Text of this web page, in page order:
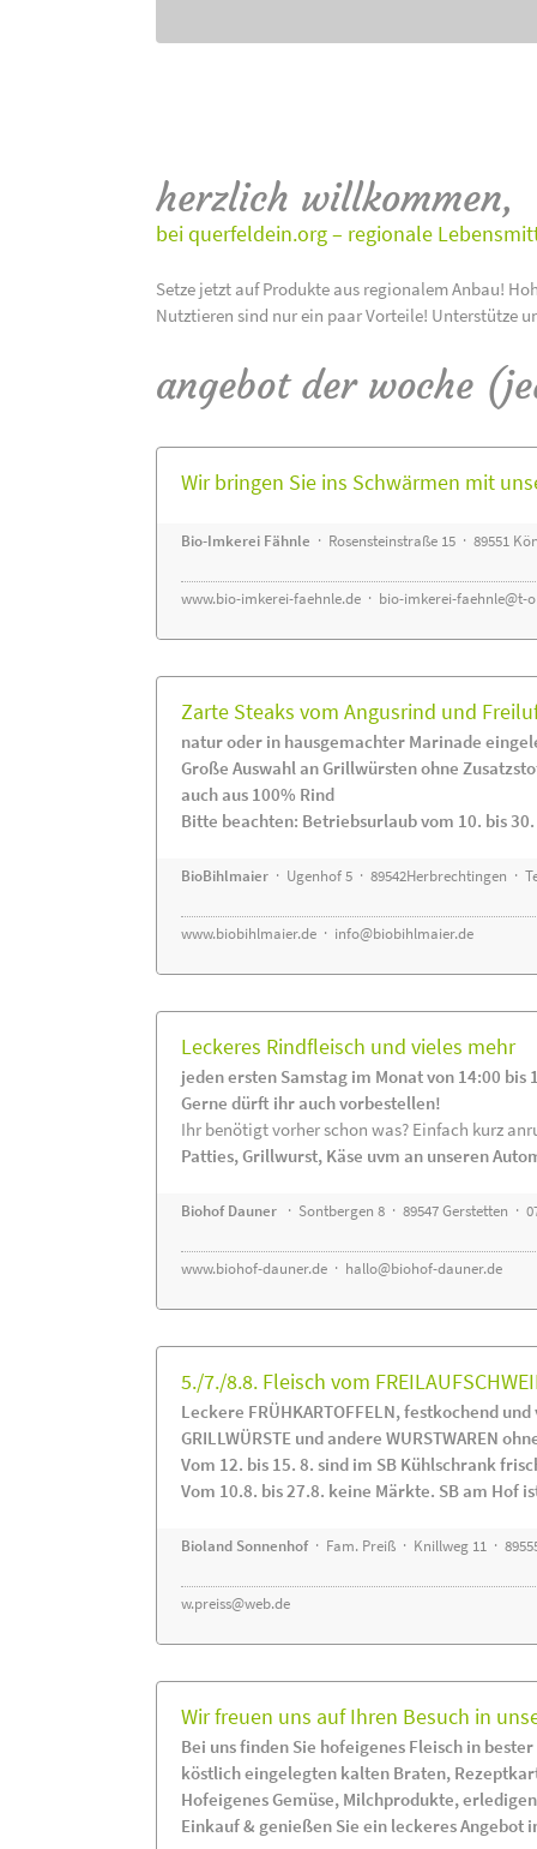
herzlich willkommen,
bei querfeldein.org – regionale
Setze jetzt auf Produkte aus regionalem Anbau!
Nutztieren sind nur ein paar Vorteile! Unterstütze
angebot der woche
Wir bringen Sie ins Schwärmen mit
Bio-Imkerei Fähnle · Rosensteinstraße 15 · 89551
www.bio-imkerei-faehnle.de · bio-imkerei-faehnle@t-
Zarte Steaks vom Angusrind und
natur oder in hausgemachter Marinade
Große Auswahl an Grillwürsten ohne
auch aus 100% Rind
Bitte beachten: Betriebsurlaub vom 10. bis
BioBihlmaier · Ugenhof 5 · 89542Herbrechtingen ·
www.biobihlmaier.de · info@biobihlmaier.de
Leckeres Rindfleisch und vieles mehr
jeden ersten Samstag im Monat von 14:00 bis
Gerne dürft ihr auch vorbestellen!
Ihr benötigt vorher schon was? Einfach kurz
Patties, Grillwurst, Käse uvm an unseren
Biohof Dauner · Sontbergen 8 · 89547 Gerstetten ·
www.biohof-dauner.de · hallo@biohof-dauner.de
5./7./8.8. Fleisch vom
Leckere FRÜHKARTOFFELN, festkochend
GRILLWÜRSTE und andere WURSTWAREN
Vom 12. bis 15. 8. sind im SB Kühlschrank
Vom 10.8. bis 27.8. keine Märkte. SB am Hof
Bioland Sonnenhof· Fam. Preiß · Knillweg 11 ·
w.preiss@web.de
Wir freuen uns auf Ihren Besuch in
Bei uns finden Sie hofeigenes Fleisch in
köstlich eingelegten kalten Braten,
Hofeigenes Gemüse, Milchprodukte,
Einkauf & genießen Sie ein leckeres Angebot